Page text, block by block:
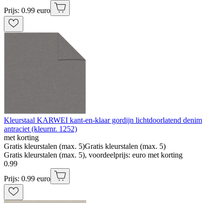
Prijs: 0.99 euro
Kleurstaal KARWEI kant-en-klaar gordijn lichtdoorlatend denim
antraciet (kleurnr. 1252)
met korting
Gratis kleurstalen (max. 5)Gratis kleurstalen (max. 5)
Gratis kleurstalen (max. 5), voordeelprijs: euro met korting
0.99
Prijs: 0.99 euro